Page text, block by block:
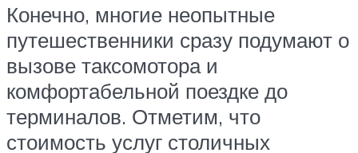
Конечно, многие неопытные
путешественники сразу подумают о
вызове таксомотора и
комфортабельной поездке до
терминалов. Отметим, что
стоимость услуг столичных